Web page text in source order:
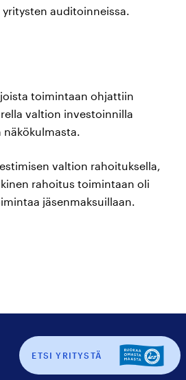
auditoinneissa.
toimintaan ohjattiin
valtion investoinnilla
valtion rahoituksella,
rahoitus toimintaan oli
jäsenmaksuillaan.
ETSI YRITYSTÄ